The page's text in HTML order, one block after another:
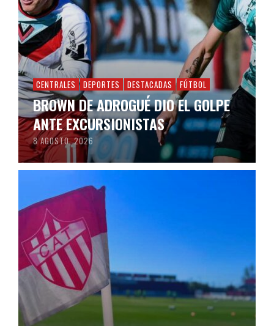
CENTRALES DEPORTES DESTACADAS FÚTBOL
BROWN DE ADROGUÉ DIO EL GOLPE
ANTE EXCURSIONISTAS
8 AGOSTO, 2026